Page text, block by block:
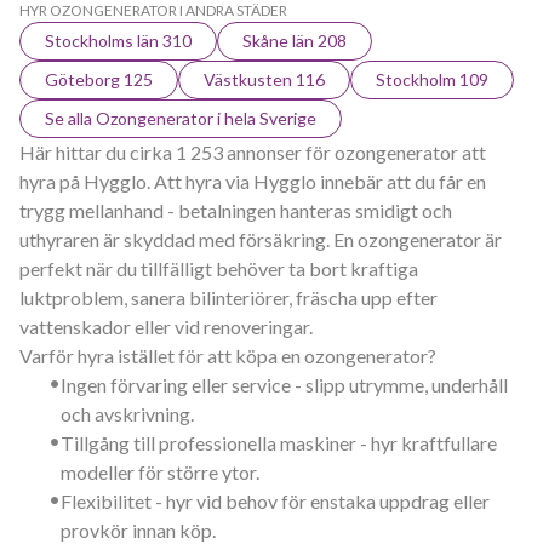
HYR OZONGENERATOR I ANDRA STÄDER
Stockholms län 310
Skåne län 208
Göteborg 125
Västkusten 116
Stockholm 109
Se alla Ozongenerator i hela Sverige
Här hittar du cirka 1 253 annonser för ozongenerator att
hyra på Hygglo. Att hyra via Hygglo innebär att du får en
trygg mellanhand - betalningen hanteras smidigt och
uthyraren är skyddad med försäkring. En ozongenerator är
perfekt när du tillfälligt behöver ta bort kraftiga
luktproblem, sanera bilinteriörer, fräscha upp efter
vattenskador eller vid renoveringar.
Varför hyra istället för att köpa en ozongenerator?
•Ingen förvaring eller service - slipp utrymme, underhåll
och avskrivning.
•Tillgång till professionella maskiner - hyr kraftfullare
modeller för större ytor.
•Flexibilitet - hyr vid behov för enstaka uppdrag eller
provkör innan köp.